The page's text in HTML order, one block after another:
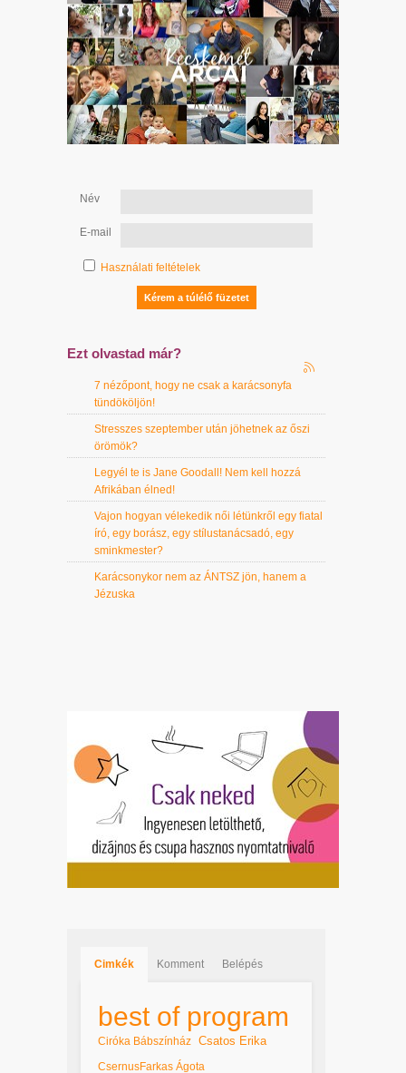
Név
E-mail
Használati feltételek
Ezt olvastad már?
7 nézőpont, hogy ne csak a karácsonyfa
tündököljön!
Stresszes szeptember után jöhetnek az őszi
örömök?
Legyél te is Jane Goodall! Nem kell hozzá
Afrikában élned!
Vajon hogyan vélekedik női létünkről egy fiatal
író, egy borász, egy stílustanácsadó, egy
sminkmester?
Karácsonykor nem az ÁNTSZ jön, hanem a
Jézuska
Cimkék Komment Belépés
best of program
Ciróka Bábszínház Csatos Erika
CsernusFarkas Ágota